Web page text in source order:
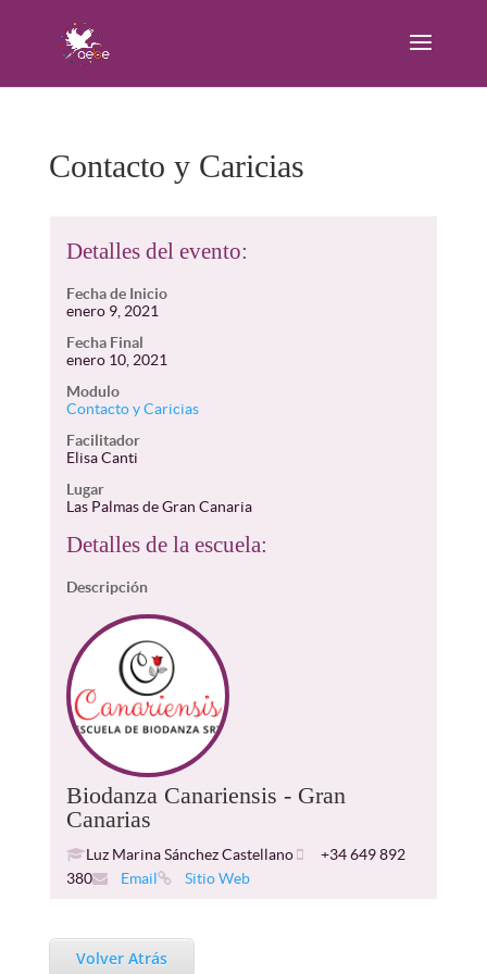
Contacto y Caricias
Detalles del evento:
Fecha de Inicio
enero 9, 2021
Fecha Final
enero 10, 2021
Modulo
Contacto y Caricias
Facilitador
Elisa Canti
Lugar
Las Palmas de Gran Canaria
Detalles de la escuela:
Descripción
Biodanza Canariensis - Gran
Canarias
Luz Marina Sánchez Castellano
+34 649 892
380
Email Sitio Web
Volver Atrás